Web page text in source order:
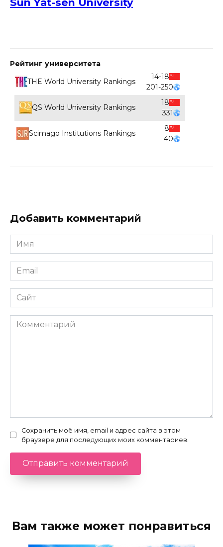
Рейтинг университета
THE World University Rankings
14-18
201-250
QS World University Rankings
18
331
Scimago Institutions Rankings
8
40
Добавить комментарий
Имя
*
Email
*
Сайт
Комментарий
Сохранить моё имя, email и адрес сайта в этом
браузере для последующих моих комментариев.
Вам также может понравиться